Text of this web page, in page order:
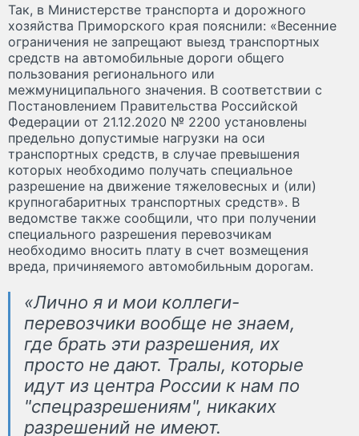
Так, в Министерстве транспорта и дорожного
хозяйства Приморского края пояснили: «Весенние
ограничения не запрещают выезд транспортных
средств на автомобильные дороги общего
пользования регионального или
межмуниципального значения. В соответствии с
Постановлением Правительства Российской
Федерации от 21.12.2020 № 2200 установлены
предельно допустимые нагрузки на оси
транспортных средств, в случае превышения
которых необходимо получать специальное
разрешение на движение тяжеловесных и (или)
крупногабаритных транспортных средств». В
ведомстве также сообщили, что при получении
специального разрешения перевозчикам
необходимо вносить плату в счет возмещения
вреда, причиняемого автомобильным дорогам.
«Лично я и мои коллеги-
перевозчики вообще не знаем,
где брать эти разрешения, их
просто не дают. Тралы, которые
идут из центра России к нам по
"спецразрешениям", никаких
разрешений не имеют.